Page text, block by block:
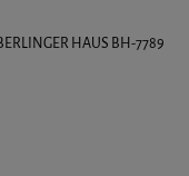
HAUS BH-7789